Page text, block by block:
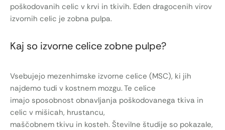
poškodovanih celic v krvi in tkivih. Eden dragocenih virov
izvornih celic je zobna pulpa.
Kaj so izvorne celice zobne pulpe?
Vsebujejo mezenhimske izvorne celice (MSC), ki jih
najdemo tudi v kostnem mozgu. Te celice
imajo sposobnost obnavljanja poškodovanega tkiva in
celic v mišicah, hrustancu,
maščobnem tkivu in kosteh. Številne študije so pokazale,